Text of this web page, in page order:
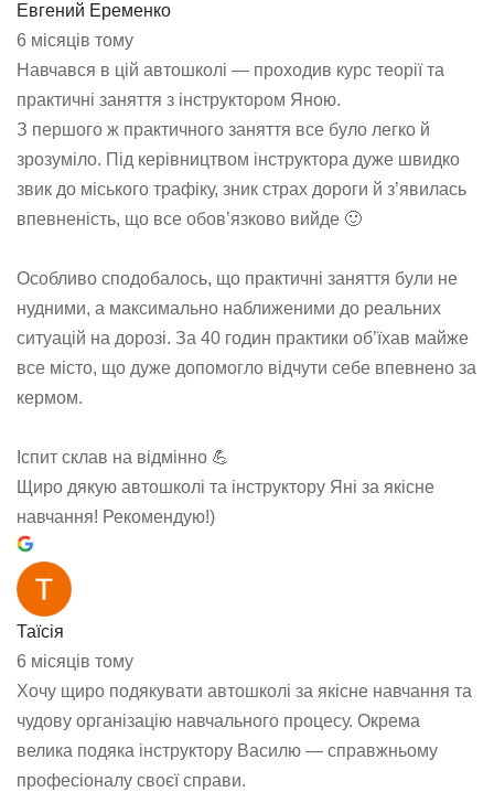
Евгений Еременко
6 місяців тому
Навчався в цій автошколі — проходив курс теорії та
практичні заняття з інструктором Яною.
З першого ж практичного заняття все було легко й
зрозуміло. Під керівництвом інструктора дуже швидко
звик до міського трафіку, зник страх дороги й з’явилась
впевненість, що все обов’язково вийде 🙂
Особливо сподобалось, що практичні заняття були не
нудними, а максимально наближеними до реальних
ситуацій на дорозі. За 40 годин практики об’їхав майже
все місто, що дуже допомогло відчути себе впевнено за
кермом.
Іспит склав на відмінно 💪
Щиро дякую автошколі та інструктору Яні за якісне
навчання! Рекомендую!)
Таїсія
6 місяців тому
Хочу щиро подякувати автошколі за якісне навчання та
чудову організацію навчального процесу. Окрема
велика подяка інструктору Василю — справжньому
професіоналу своєї справи.